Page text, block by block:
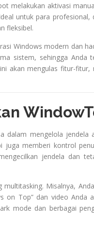
melakukan aktivasi
untuk para
fleksibel.
Windows modern dan
sistem, sehingga Anda
akan mengulas fitur-
dalam mengelola jendela
memberi kontrol
jendela dan
Misalnya,
on Top” dan video Anda
mode dan berbagai